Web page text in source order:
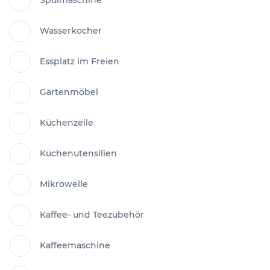
Wasserkocher
Essplatz im Freien
Gartenmöbel
Küchenzeile
Küchenutensilien
Mikrowelle
Kaffee- und Teezubehör
Kaffeemaschine